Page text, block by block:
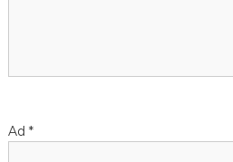
Ad *